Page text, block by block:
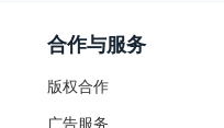
合作与服务
版权合作
广告服务